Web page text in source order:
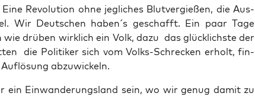
Revo­lu­ti­on ohne jeg­li­ches Blut­ver­gie­ßen, die Aus­
Wir Deut­schen haben´s geschafft. Ein paar Tage
drü­ben wirk­lich ein Volk, dazu das glück­lichs­te der
die Poli­ti­ker sich vom Volks-Schre­cken erholt, fin­
abzuwickeln.
ein Ein­wan­de­rungs­land sein, wo wir genug damit zu